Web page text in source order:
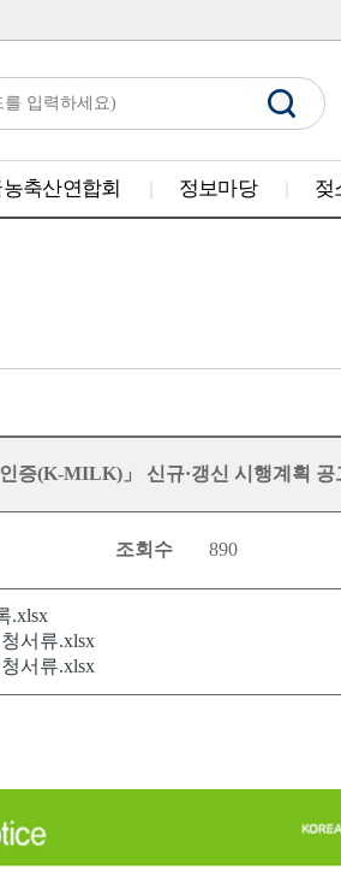
축산연합회 정보마당 젖
증(K-MILK)」 신규·갱신 시행계획 공
조회수 890
.xlsx
서류.xlsx
서류.xlsx